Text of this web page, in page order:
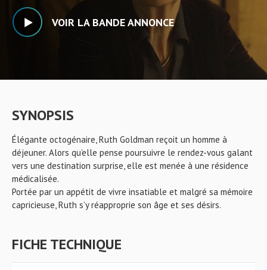
VOIR LA BANDE ANNONCE
SYNOPSIS
Élégante octogénaire, Ruth Goldman reçoit un homme à
déjeuner. Alors qu’elle pense poursuivre le rendez-vous galant
vers une destination surprise, elle est menée à une résidence
médicalisée.
Portée par un appétit de vivre insatiable et malgré sa mémoire
capricieuse, Ruth s’y réapproprie son âge et ses désirs.
FICHE TECHNIQUE